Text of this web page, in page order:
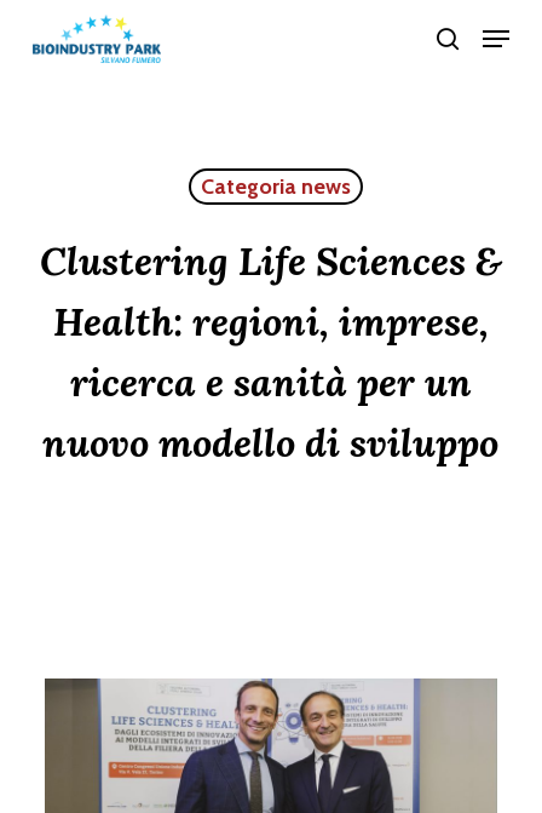
search
Menu
Categoria news
Clustering Life Sciences &
Health: regioni, imprese,
ricerca e sanità per un
nuovo modello di sviluppo